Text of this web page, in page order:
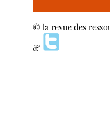
© la revue des
&